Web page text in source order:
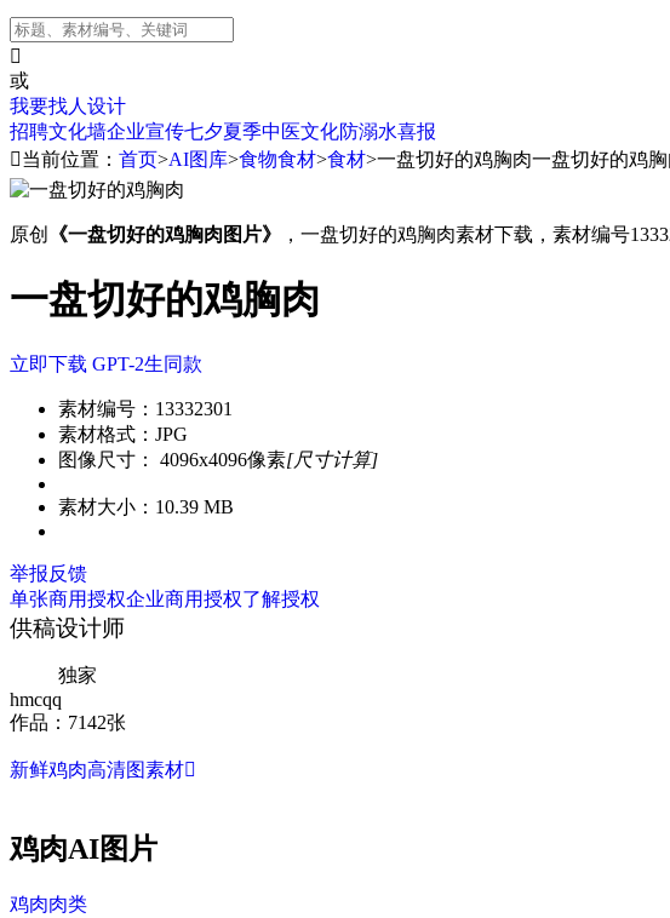

或
我要找人设计
招聘文化墙企业宣传七夕夏季中医文化防溺水喜报
当前位置： 首页>AI图库>食物食材>食材>一盘切好的鸡胸肉一盘切好的鸡胸
原创 《一盘切好的鸡胸肉图片》 ，一盘切好的鸡胸肉素材下载，素材编号
一盘切好的鸡胸肉
立即下载 GPT-2生同款
素材编号： 13332301
素材格式： JPG
图像尺寸： 4096x4096像素[尺寸计算]
素材大小： 10.39 MB
举报反馈
单张商用授权企业商用授权了解授权
供稿设计师
独家
hmcqq
作品：7142张
新鲜鸡肉高清图素材
鸡肉AI图片
鸡肉肉类